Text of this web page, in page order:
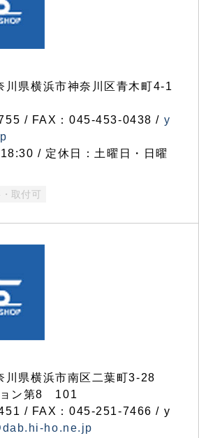
県横浜市神奈川区青木町4-1
/ FAX：045-453-0438 / y
/ 定休日：土曜日・日曜
取付可
県横浜市南区二葉町3-28
ョン第8 101
/ FAX：045-251-7466 / y
ho.ne.jp